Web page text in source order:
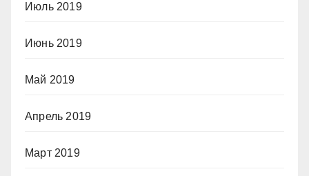
Июль 2019
Июнь 2019
Май 2019
Апрель 2019
Март 2019